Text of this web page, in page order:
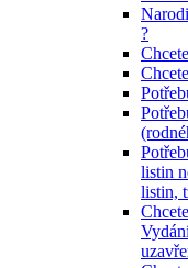
?
listin
listin,